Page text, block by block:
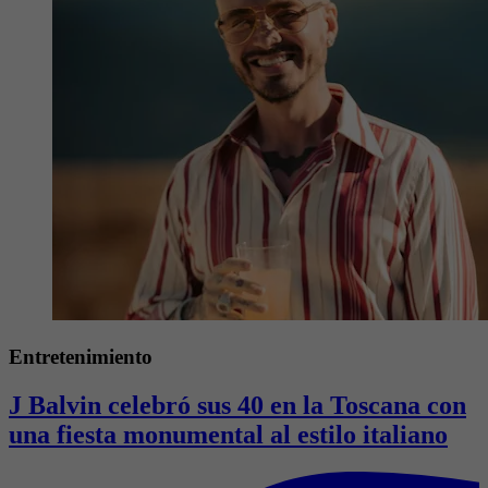
Entretenimiento
J Balvin celebró sus 40 en la Toscana con
una fiesta monumental al estilo italiano